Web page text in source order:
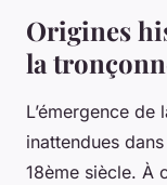
Origines
la
L’émergence de
inattendues
18ème siècle. À